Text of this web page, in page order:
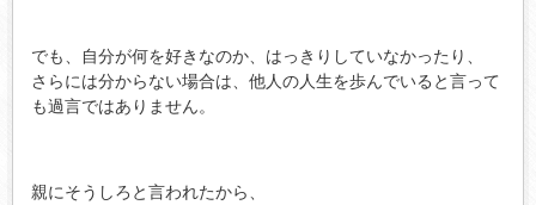
でも、自分が何を好きなのか、はっきりしていなかったり、
さらには分からない場合は、他人の人生を歩んでいると言って
も過言ではありません。
親にそうしろと言われたから、